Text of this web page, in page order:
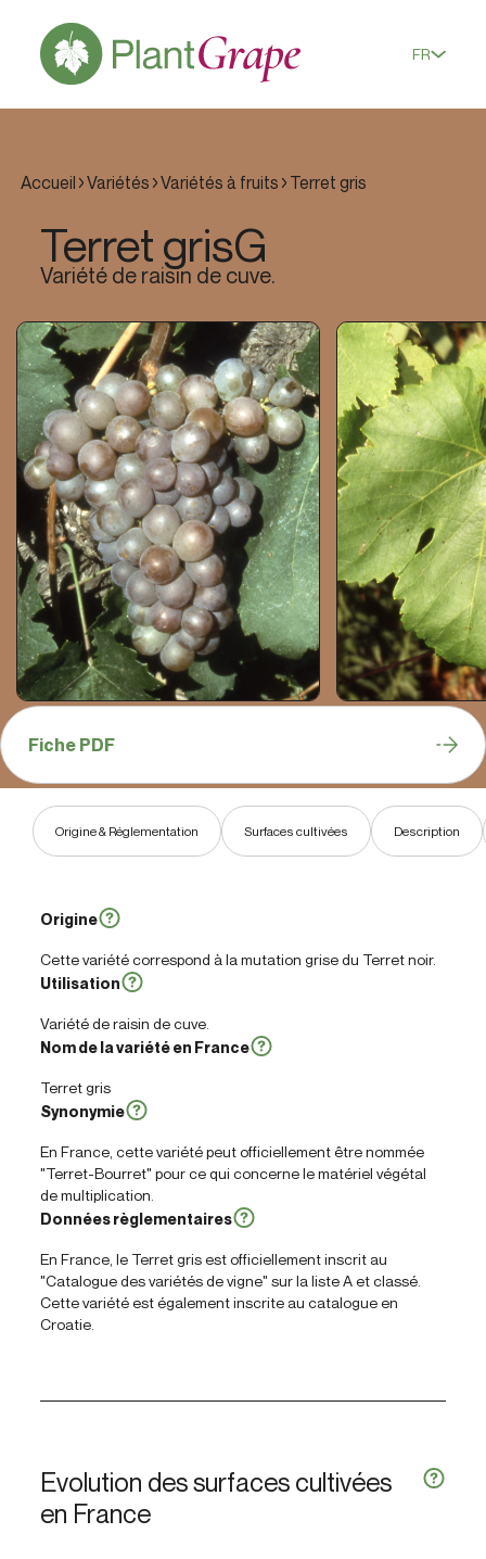
FR
Accueil Variétés Variétés à fruits Terret gris
Terret grisG
Variété de raisin de cuve.
Origine & Réglementation Surfaces cultivées Description
Fiche PDF
Origine
Cette variété correspond à la mutation grise du Terret noir.
Utilisation
Variété de raisin de cuve.
Nom de la variété en France
Terret gris
Synonymie
En France, cette variété peut officiellement être nommée
"Terret-Bourret" pour ce qui concerne le matériel végétal
de multiplication.
Données règlementaires
En France, le Terret gris est officiellement inscrit au
"Catalogue des variétés de vigne" sur la liste A et classé.
Cette variété est également inscrite au catalogue en
Croatie.
Evolution des surfaces cultivées
en France